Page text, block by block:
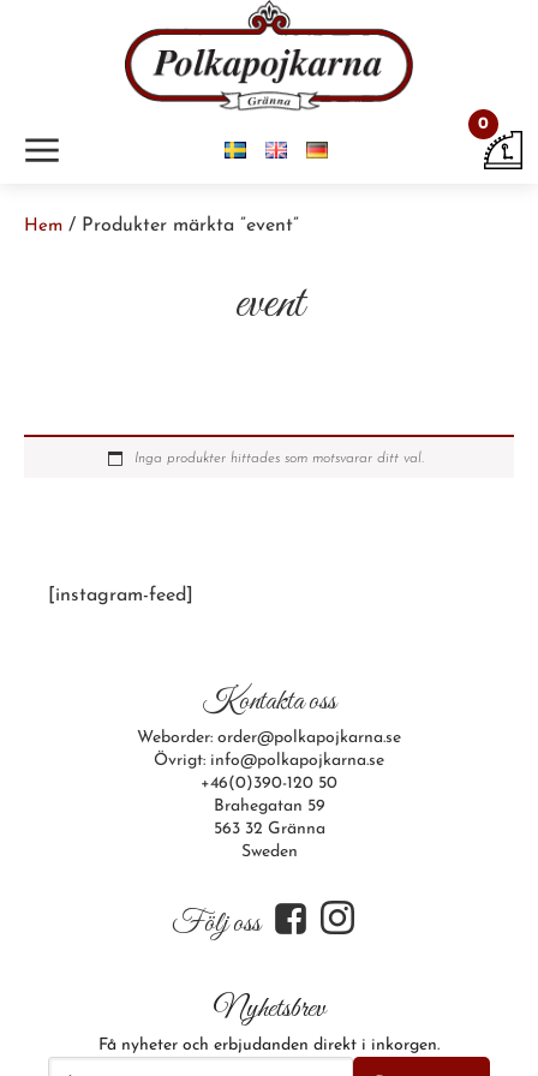
m 0
Hem / Produkter märkta ”event”
event
Inga produkter hittades som motsvarar ditt val.
[instagram-feed]
Kontakta oss
Weborder: order@polkapojkarna.se
Övrigt: info@polkapojkarna.se
+46(0)390-120 50
Brahegatan 59
563 32 Gränna
Sweden
Följ oss f i
Nyhetsbrev
Få nyheter och erbjudanden direkt i inkorgen.